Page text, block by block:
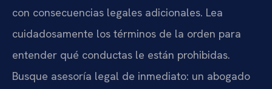
con consecuencias legales adicionales. Lea
cuidadosamente los términos de la orden para
entender qué conductas le están prohibidas.
Busque asesoría legal de inmediato: un abogado